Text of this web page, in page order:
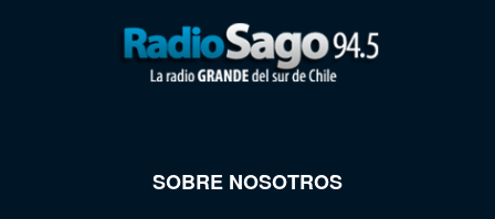
SOBRE NOSOTROS